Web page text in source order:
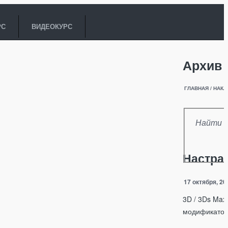
ВИДЕОКУРС
Архив
ГЛАВНАЯ /
17 октября,
3D / 3Ds